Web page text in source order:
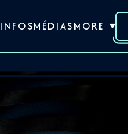
INFOSMÉDIASMORE